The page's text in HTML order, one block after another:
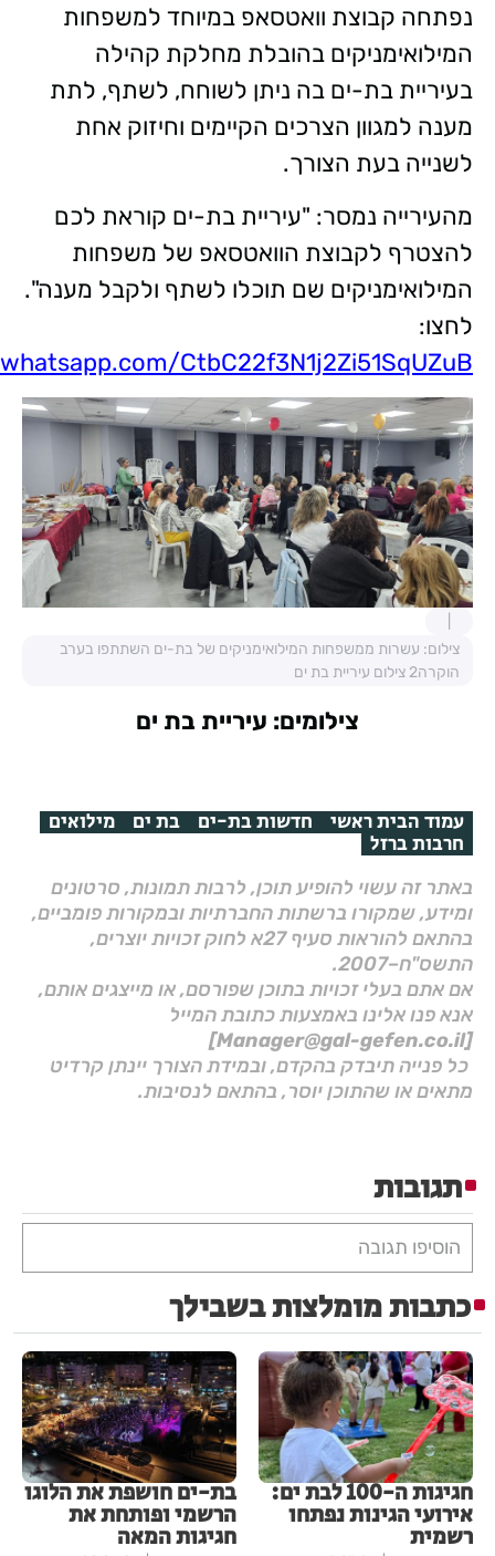
נפתחה קבוצת וואטסאפ במיוחד למשפחות
המילואימניקים בהובלת מחלקת קהילה
בעיריית בת-ים בה ניתן לשוחח, לשתף, לתת
מענה למגוון הצרכים הקיימים וחיזוק אחת
לשנייה בעת הצורך.
מהעירייה נמסר: "עיריית בת-ים קוראת לכם
להצטרף לקבוצת הוואטסאפ של משפחות
המילואימניקים שם תוכלו לשתף ולקבל מענה".
לחצו:
CtbC22f3N1j2Zi51SqUZuB
צילום: עשרות ממשפחות המילואימניקים של בת-ים השתתפו בערב
הוקרה2 צילום עיריית בת ים
צילומים: עיריית בת ים
עמוד הבית ראשי חדשות בת-ים בת ים מילואים
חרבות ברזל
באתר זה עשוי להופיע תוכן, לרבות תמונות, סרטונים
ומידע, שמקורו ברשתות החברתיות ובמקורות פומביים,
בהתאם להוראות סעיף 27א לחוק זכויות יוצרים,
התשס"ח–2007.
אם אתם בעלי זכויות בתוכן שפורסם, או מייצגים אותם,
אנא פנו אלינו באמצעות כתובת המייל
[Manager@gal-gefen.co.il]
כל פנייה תיבדק בהקדם, ובמידת הצורך יינתן קרדיט
מתאים או שהתוכן יוסר, בהתאם לנסיבות.
תגובות
הוסיפו תגובה
כתבות מומלצות בשבילך
חגיגות ה-100 לבת ים:
אירועי הגינות נפתחו
רשמית
בת-ים חושפת את הלוגו
הרשמי ופותחת את
חגיגות המאה